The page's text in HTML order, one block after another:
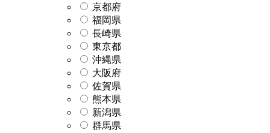
京都府
福岡県
長崎県
東京都
沖縄県
大阪府
佐賀県
熊本県
新潟県
群馬県